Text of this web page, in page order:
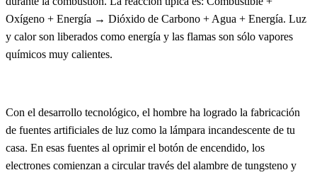
Oxígeno + Energía → Dióxido de Carbono + Agua + Energía. Luz
y calor son liberados como energía y las flamas son sólo vapores
químicos muy calientes.
Con el desarrollo tecnológico, el hombre ha logrado la fabricación
de fuentes artificiales de luz como la lámpara incandescente de tu
casa. En esas fuentes al oprimir el botón de encendido, los
electrones comienzan a circular través del alambre de tungsteno y